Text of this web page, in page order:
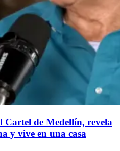
Cartel de Medellín, revela
y vive en una casa